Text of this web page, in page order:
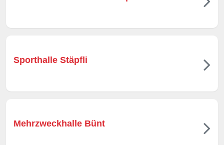
Sporthalle Stäpfli
Mehrzweckhalle Bünt